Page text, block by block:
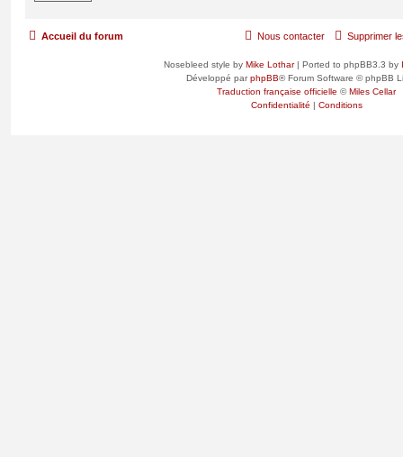
Accueil du forum Supprimer
Nous contacter
Nosebleed style by Mike Lothar| Ported to phpBB3.3 by
Développé parphpBB® Forum Software © phpBB
Traduction française officielle ©Miles Cellar
Confidentialité | Conditions